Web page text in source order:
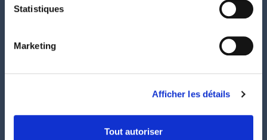
Statistiques
Marketing
Afficher les détails
Tout autoriser
permettent à n’importe quelle TPE ou
puissants sans développeur et sans budget
Mon intervention commence par un audit
tâches sont répétitives, combien de temps
consomment-elles, quel est le risque